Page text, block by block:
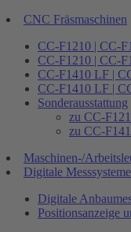
CNC Fräsmaschinen
CC-F1210 | CC-
CC-F1210 | CC-
CC-F1410 LF |
CC-F1410 LF |
Sonderausstattung
zu CC-
zu CC-
Maschinen-/
Digitale Messsysteme
Digitale
Positionsanzeige